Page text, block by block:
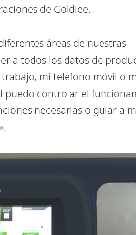
de Goldiee.
áreas de nuestras
a todos los datos de
mi teléfono móvil o
puedo controlar el
necesarias o guiar a